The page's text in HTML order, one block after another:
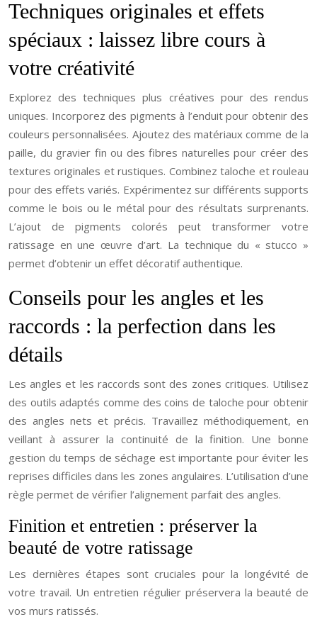
Techniques originales et effets
spéciaux : laissez libre cours à
votre créativité
Explorez des techniques plus créatives pour des rendus
uniques. Incorporez des pigments à l’enduit pour obtenir des
couleurs personnalisées. Ajoutez des matériaux comme de la
paille, du gravier fin ou des fibres naturelles pour créer des
textures originales et rustiques. Combinez taloche et rouleau
pour des effets variés. Expérimentez sur différents supports
comme le bois ou le métal pour des résultats surprenants.
L’ajout de pigments colorés peut transformer votre
ratissage en une œuvre d’art. La technique du « stucco »
permet d’obtenir un effet décoratif authentique.
Conseils pour les angles et les
raccords : la perfection dans les
détails
Les angles et les raccords sont des zones critiques. Utilisez
des outils adaptés comme des coins de taloche pour obtenir
des angles nets et précis. Travaillez méthodiquement, en
veillant à assurer la continuité de la finition. Une bonne
gestion du temps de séchage est importante pour éviter les
reprises difficiles dans les zones angulaires. L’utilisation d’une
règle permet de vérifier l’alignement parfait des angles.
Finition et entretien : préserver la
beauté de votre ratissage
Les dernières étapes sont cruciales pour la longévité de
votre travail. Un entretien régulier préservera la beauté de
vos murs ratissés.